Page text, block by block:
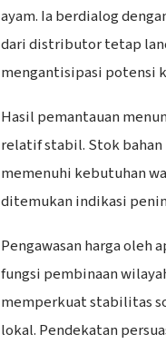
ayam. Ia berdialog
dari distributor tetap
mengantisipasi potensi
Hasil pemantauan
relatif stabil. Stok
memenuhi kebutuhan
ditemukan indikasi
Pengawasan harga
fungsi pembinaan
memperkuat stabilitas
lokal. Pendekatan